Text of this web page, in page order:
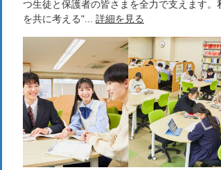
つ生徒と保護者の皆さまを全力で支えます
を共に考える"... 詳細を見る